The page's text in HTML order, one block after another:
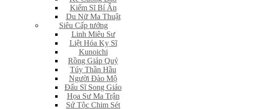
Kiếm Sĩ Bí Ẩn
Du Nữ Ma Thuật
Siêu Cấp tướng
Linh Miêu Sư
Liệt Hỏa Kỵ Sĩ
Kunoichi
Rồng Giáp Quỷ
Túy Thần Hầu
Người Đào Mộ
Đấu Sĩ Song Giáo
Họa Sư Ma Trận
Sứ Tộc Chim Sét